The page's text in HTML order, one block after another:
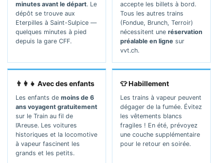
minutes avant le départ. Le
dépôt se trouve aux
Eterpilles à Saint-Sulpice —
quelques minutes à pied
depuis la gare CFF.
accepte les billets à bord.
Tous les autres trains
(Fondue, Brunch, Terroir)
nécessitent une réservation
préalable en ligne sur
vvt.ch.
👨‍👩‍👧 Avec des enfants
Les enfants de moins de 6
ans voyagent gratuitement
sur le Train au fil de
l’Areuse. Les voitures
historiques et la locomotive
à vapeur fascinent les
grands et les petits.
👕 Habillement
Les trains à vapeur peuvent
dégager de la fumée. Évitez
les vêtements blancs
fragiles ! En été, prévoyez
une couche supplémentaire
pour le retour en soirée.